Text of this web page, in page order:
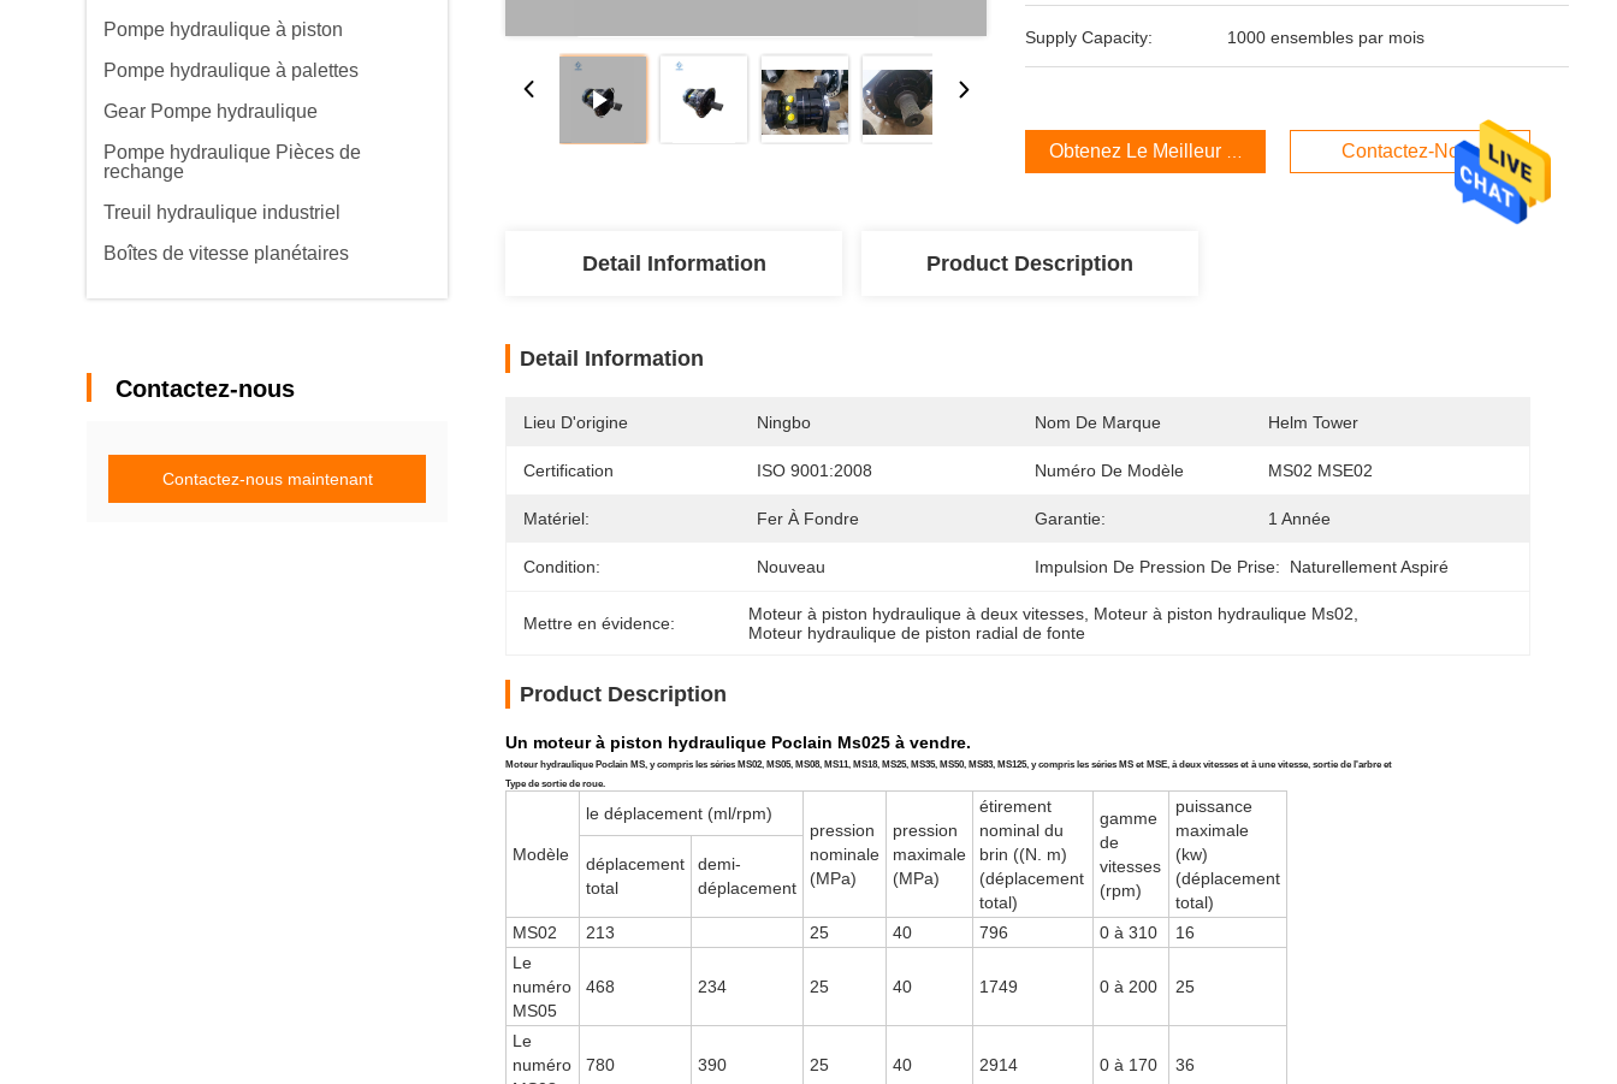
Pompe hydraulique à piston
Pompe hydraulique à palettes
Gear Pompe hydraulique
Pompe hydraulique Pièces de
rechange
Treuil hydraulique industriel
Boîtes de vitesse planétaires
Contactez-nous
Contactez-nous maintenant
Supply Capacity: 1000 ensembles par mois
Obtenez Le Meilleur Prix Contactez-Nous
Detail Information Product Description
Detail Information
Lieu D'origine Ningbo Nom De Marque Helm Tower
Certification ISO 9001:2008 Numéro De Modèle MS02 MSE02
Matériel: Fer À Fondre Garantie: 1 Année
Condition: Nouveau Impulsion De Pression De Prise: Naturellement Aspiré
Mettre en évidence: Moteur à piston hydraulique à deux vitesses Moteur à piston hydraulique Ms02
Moteur hydraulique de piston radial de fonte
Product Description
Un moteur à piston hydraulique Poclain Ms025 à vendre.
Moteur hydraulique Poclain MS, y compris les séries MS02, MS05, MS08, MS11, MS18, MS25, MS35, MS50, MS83, MS125, y compris les séries MS et MSE, à deux vitesses et à une vitesse, sortie de l'arbre et
Type de sortie de roue.
Modèle
le déplacement (ml/rpm)
pression
nominale
(MPa)
pression
maximale
(MPa)
étirement
nominal du
brin ((N. m)
(déplacement
total)
gamme
de
vitesses
(rpm)
puissance
maximale
(kw)
(déplacement
total)
déplacement
total
demi-
déplacement
MS02 213 25 40 796 0 à 310
16
Le
numéro
MS05
468 234 25 40 1749 0 à 200 25
Le
numéro
780 390 25 40 2914 0 à 170 36